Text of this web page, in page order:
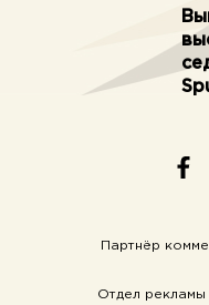
Партнёр
Отдел рекламы